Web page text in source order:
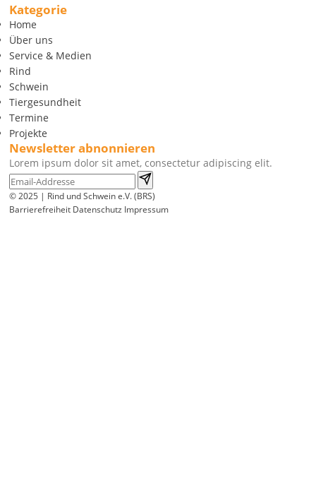
Kategorie
Home
Über uns
Service & Medien
Rind
Schwein
Tiergesundheit
Termine
Projekte
Newsletter abnonnieren
Lorem ipsum dolor sit amet, consectetur adipiscing elit.
© 2025 | Rind und Schwein e.V. (BRS)
Barrierefreiheit Datenschutz Impressum